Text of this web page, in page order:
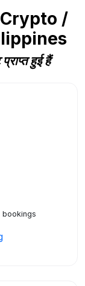
Crypto /
हुई हैं